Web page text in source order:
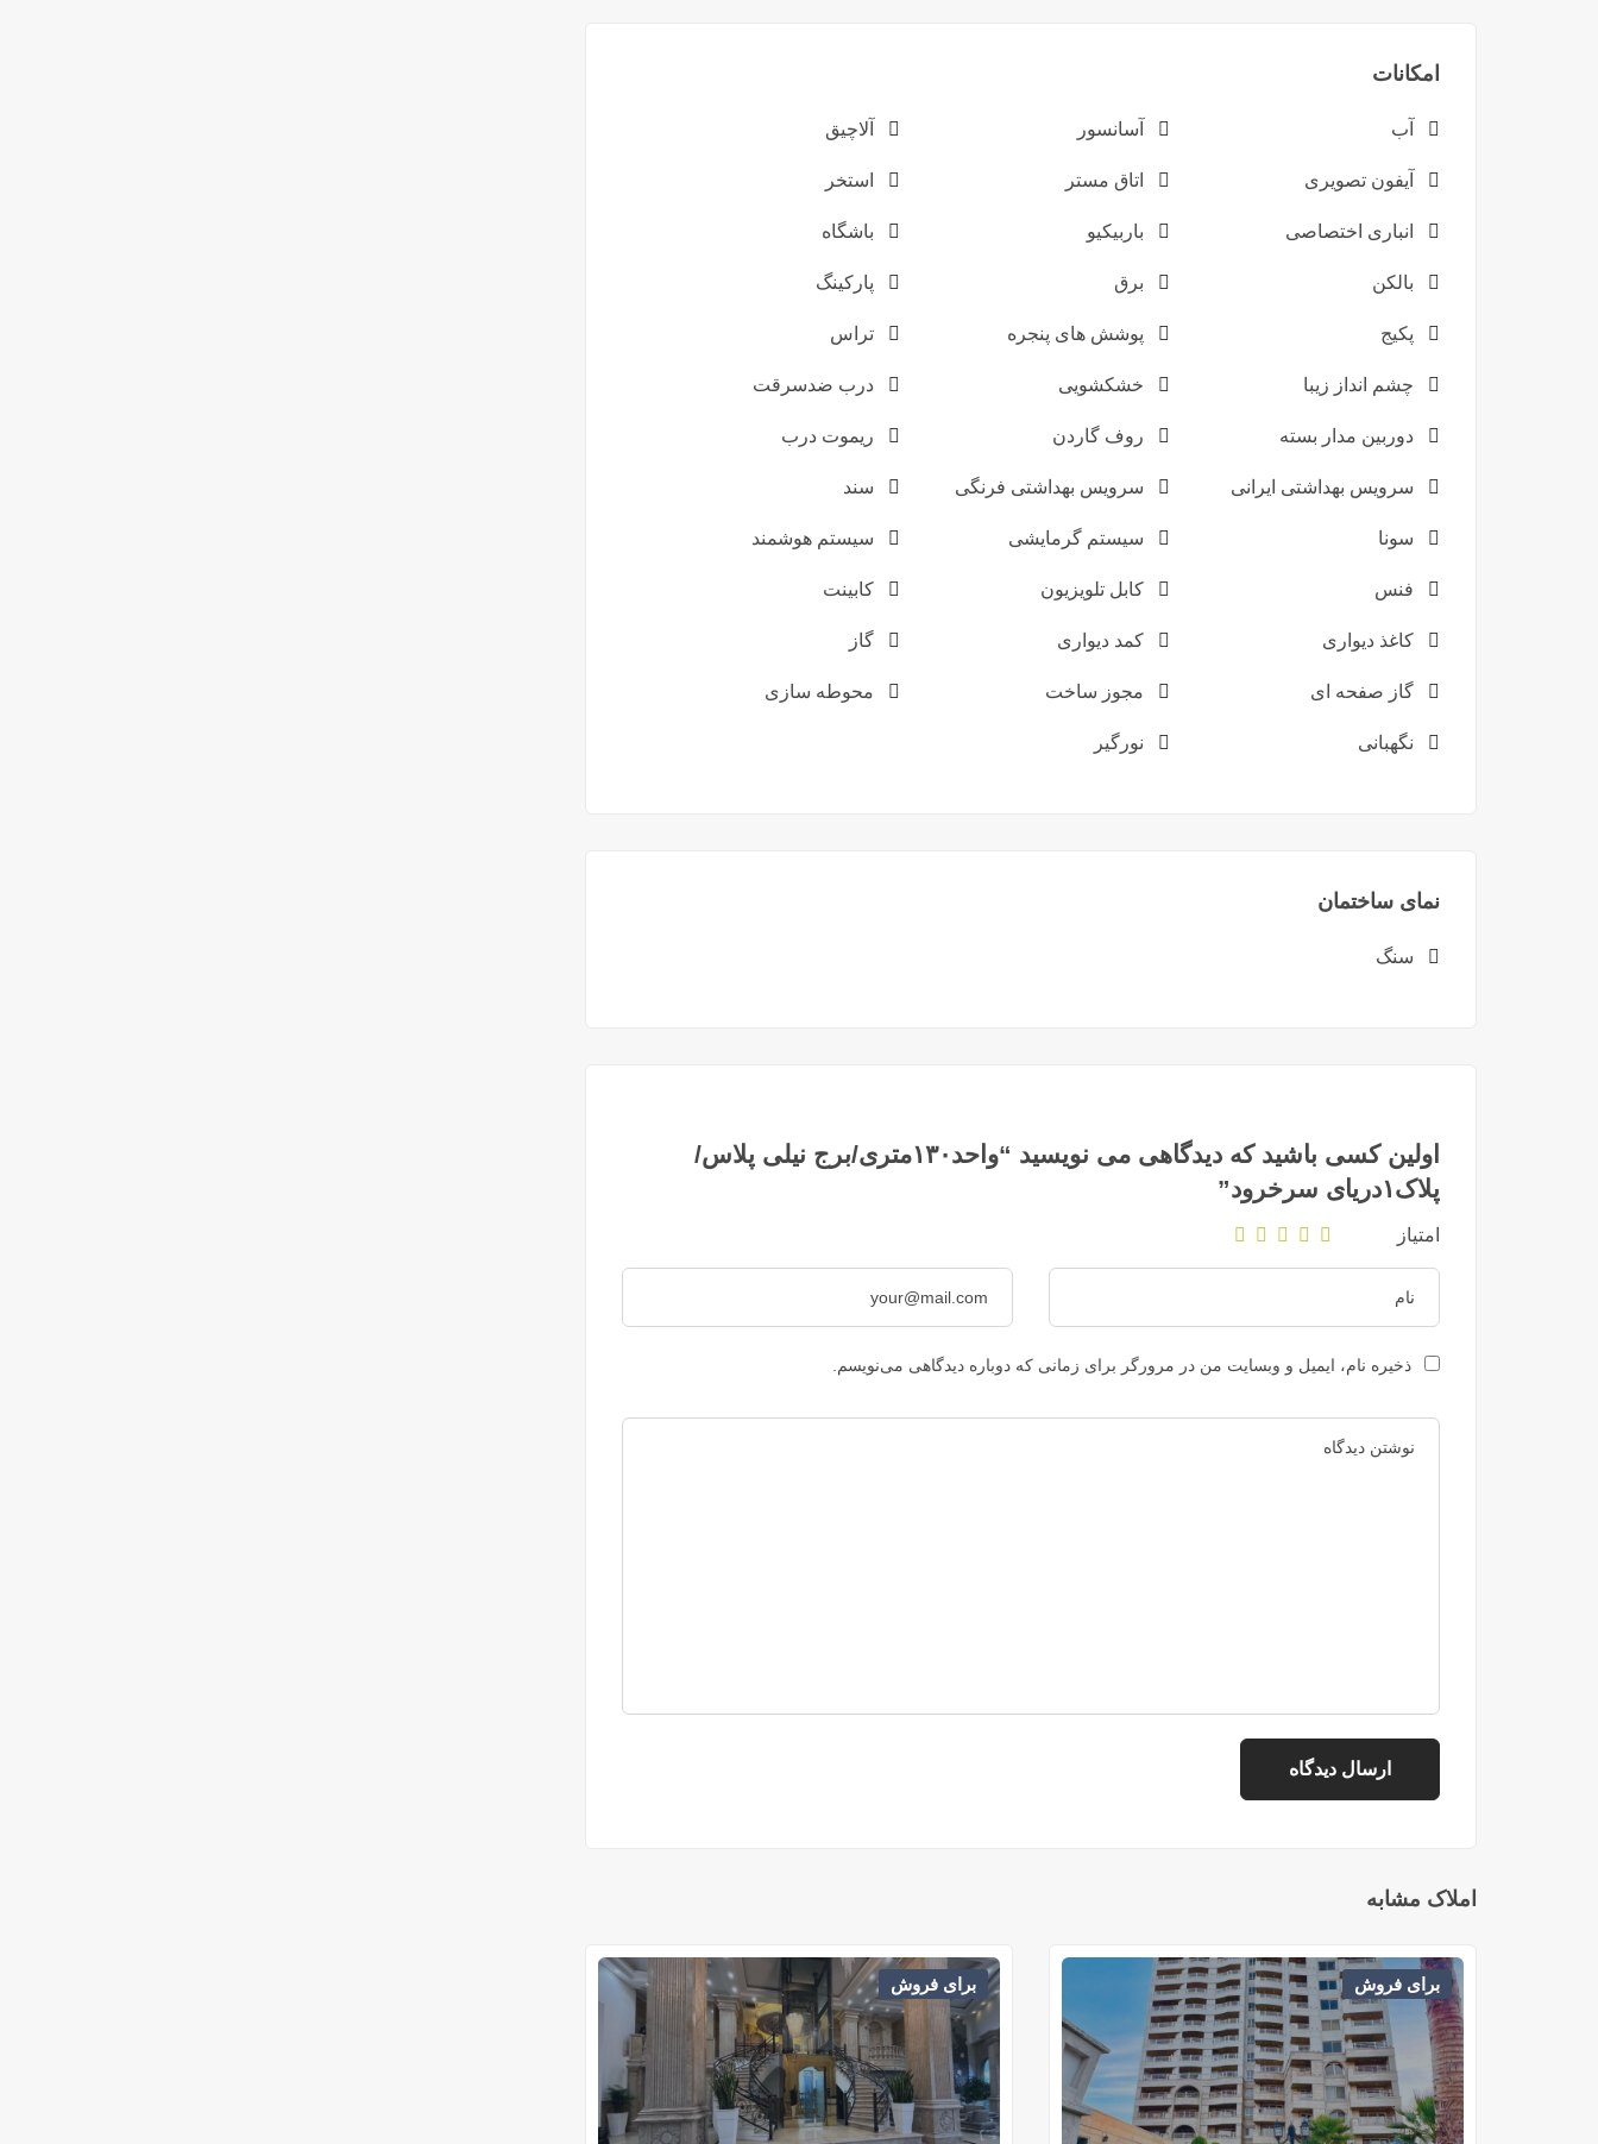
امکانات
آب آسانسور آلاچیق
آیفون تصویری اتاق مستر استخر
انباری اختصاصی باربیکیو باشگاه
بالکن برق پارکینگ
پکیج پوشش های پنجره تراس
چشم انداز زیبا خشکشویی درب ضدسرقت
دوربین مدار بسته روف گاردن ریموت درب
سرویس بهداشتی ایرانی سرویس بهداشتی فرنگی سند
سونا سیستم گرمایشی سیستم هوشمند
فنس کابل تلویزیون کابینت
کاغذ دیواری کمد دیواری گاز
گاز صفحه ای مجوز ساخت محوطه سازی
نگهبانی نورگیر
نمای ساختمان
سنگ
اولین کسی باشید که دیدگاهی می نویسید “واحد۱۳۰متری/برج نیلی پلاس/
پلاک۱دریای سرخرود”
امتیاز
ذخیره نام، ایمیل و وبسایت من در مرورگر برای زمانی که دوباره دیدگاهی می‌نویسم.
املاک مشابه
برای فروش برای فروش